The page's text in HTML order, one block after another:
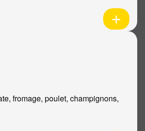
fromage, poulet, champignons,